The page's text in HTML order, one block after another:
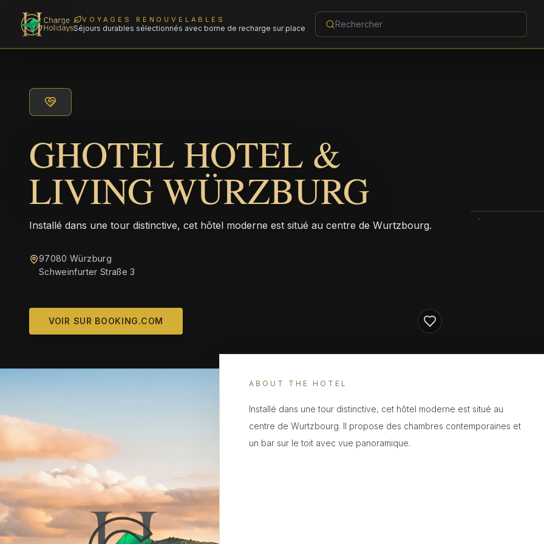
VOYAGES RENOUVELABLES
Séjours durables sélectionnés avec borne de recharge sur place
GHOTEL HOTEL &
LIVING WÜRZBURG
Installé dans une tour distinctive, cet hôtel moderne est situé au centre de Wurtzbourg.
97080 Würzburg
Schweinfurter Straße 3
VOIR SUR BOOKING.COM
ABOUT THE HOTEL
Installé dans une tour distinctive, cet hôtel moderne est situé au
centre de Wurtzbourg. Il propose des chambres contemporaines et
un bar sur le toit avec vue panoramique.